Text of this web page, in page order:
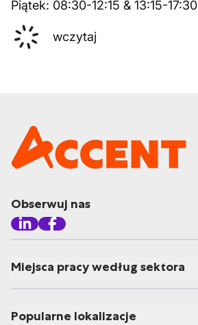
Piątek: 08:30-12:15 & 13:15-17:30
wczytaj
Obserwuj nas
Miejsca pracy według sektora
Popularne lokalizacje